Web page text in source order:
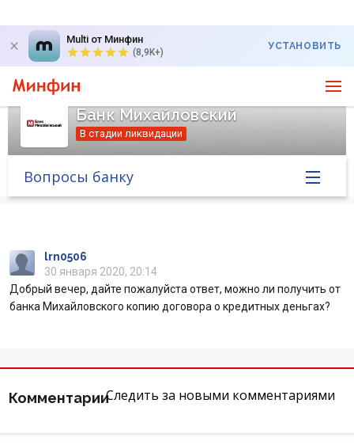
Multi от Минфин
(8,9K+)
УСТАНОВИТЬ
Банк Михайловский
В стадии ликвидации
Банк в новостях
Курс валют в банке
Вопросы банку
lrn0506
30 января 2020, 20:14
Добрый вечер, дайте пожалуйста ответ, можно ли получить от
банка Михайловского копию договора о кредитных деньгах?
Следить за новыми комментариями
Комментарии